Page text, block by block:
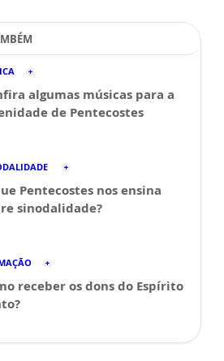
algumas músicas para a
de Pentecostes
Pentecostes nos ensina
sinodalidade?
receber os dons do Espírito